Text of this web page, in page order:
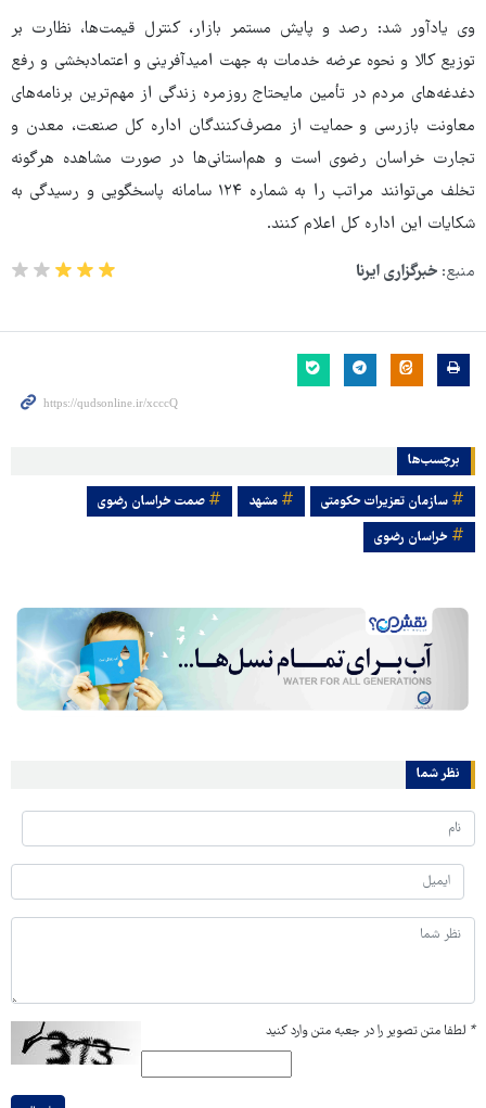
وی یادآور شد: رصد و پایش مستمر بازار، کنترل قیمت‌ها، نظارت بر
توزیع کالا و نحوه عرضه خدمات به جهت امیدآفرینی و اعتمادبخشی و رفع
دغدغه‌های مردم در تأمین مایحتاج روزمره زندگی از مهم‌ترین برنامه‌های
معاونت بازرسی و حمایت از مصرف‌کنندگان اداره کل صنعت، معدن و
تجارت خراسان رضوی است و هم‌استانی‌ها در صورت مشاهده هرگونه
تخلف می‌توانند مراتب را به شماره ۱۲۴ سامانه پاسخگویی و رسیدگی به
شکایات این اداره کل اعلام کنند.
منبع: خبرگزاری ایرنا
برچسب‌ها
سازمان تعزیرات حکومتی مشهد
صمت خراسان رضوی
خراسان رضوی
نظر شما
* لطفا متن تصویر را در جعبه متن وارد کنید